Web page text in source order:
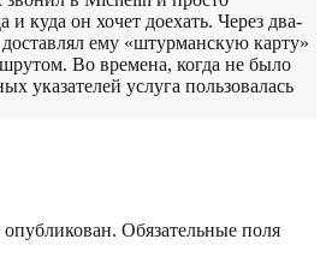
и куда он хочет доехать. Через два-
ему «штурманскую карту»
Во времена, когда не было
указателей услуга пользовалась
Обязательные поля